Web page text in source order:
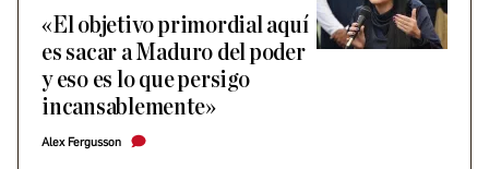
«El objetivo primordial aquí
es sacar a Maduro del poder
y eso es lo que persigo
incansablemente»
Alex Fergusson